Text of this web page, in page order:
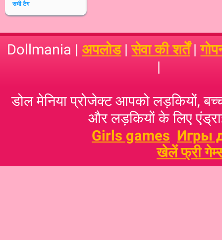
सभी टैग
Dollmania | अपलोड|सेवा की शर्तें|
|
डोल मेनिया प्रोजेक्ट आपको लड़कियों,
और लड़कियों के लिए
Girls games Игры
खेलें फ्री